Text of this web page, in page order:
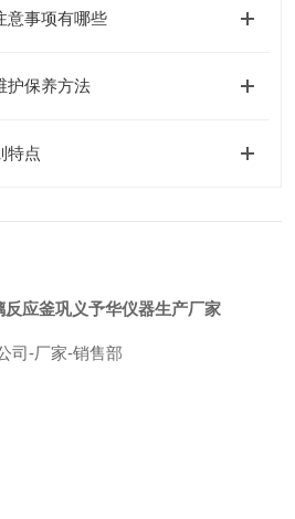
意事项有哪些
护保养方法
特点
应釜巩义予华仪器生产厂家
司-厂家-销售部